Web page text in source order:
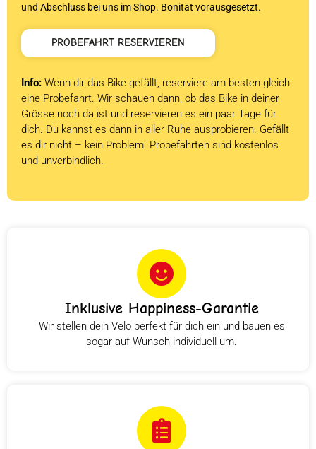
und Abschluss bei uns im Shop. Bonität vorausgesetzt.
PROBEFAHRT RESERVIEREN
Info: Wenn dir das Bike gefällt, reserviere am besten gleich
eine Probefahrt. Wir schauen dann, ob das Bike in deiner
Grösse noch da ist und reservieren es ein paar Tage für
dich. Du kannst es dann in aller Ruhe ausprobieren. Gefällt
es dir nicht – kein Problem. Probefahrten sind kostenlos
und unverbindlich.
Inklusive Happiness-Garantie
Wir stellen dein Velo perfekt für dich ein und bauen es
sogar auf Wunsch individuell um.